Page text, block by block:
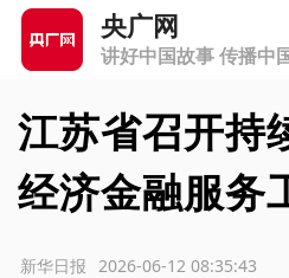
央广网
讲好中国故事 传播中
江苏省召开持
经济金融服务
2026-06-12 08:35:43
新华日报